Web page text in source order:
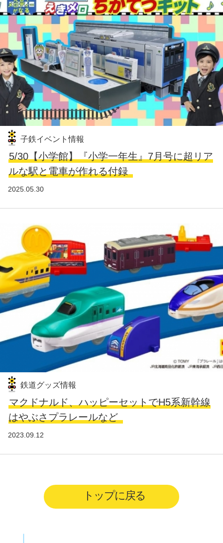
子鉄イベント情報
5/30【小学館】『小学一年生』7月号に超リア
ルな駅と電車が作れる付録
2025.05.30
鉄道グッズ情報
マクドナルド、ハッピーセットでH5系新幹線
はやぶさプラレールなど
2023.09.12
トップに戻る